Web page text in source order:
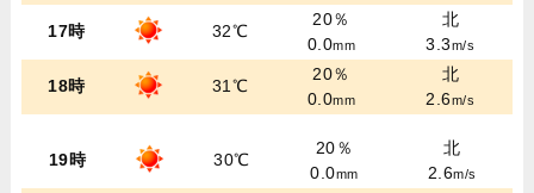
17時 32℃
20％
0.0mm
北
3.3m/s
18時 31℃
20％
0.0mm
北
2.6m/s
19時 30℃
20％
0.0mm
北
2.6m/s